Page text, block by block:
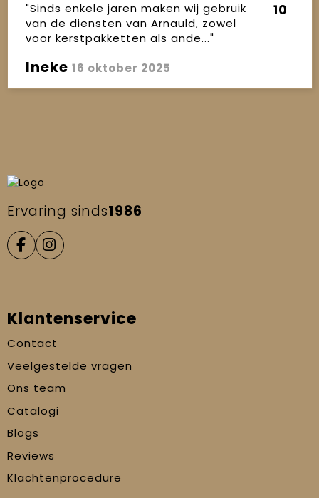
"Sinds enkele jaren maken wij gebruik
van de diensten van Arnauld, zowel
voor kerstpakketten als ande..."
10
Ineke 16 oktober 2025
Ervaring sinds1986
Klantenservice
Contact
Veelgestelde vragen
Ons team
Catalogi
Blogs
Reviews
Klachtenprocedure